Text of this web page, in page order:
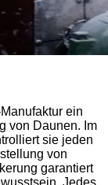
ein
von Daunen. Im
sie jeden
von
garantiert